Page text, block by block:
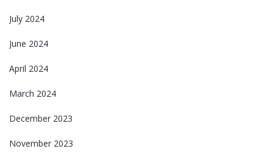
July 2024
June 2024
April 2024
March 2024
December 2023
November 2023